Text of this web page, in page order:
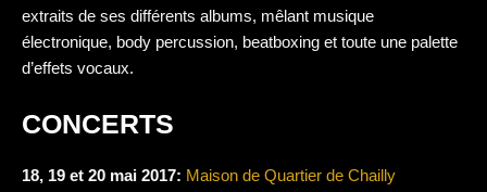
extraits de ses différents albums, mêlant musique
électronique, body percussion, beatboxing et toute une palette
d’effets vocaux.
CONCERTS
18, 19 et 20 mai 2017: Maison de Quartier de Chailly